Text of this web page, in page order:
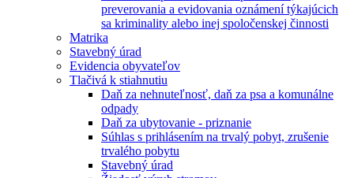
preverovania a evidovania oznámení týkajúcich
sa kriminality alebo inej spoločenskej činnosti
Matrika
Stavebný úrad
Evidencia obyvateľov
Tlačivá k stiahnutiu
Daň za nehnuteľnosť, daň za psa a komunálne
odpady
Daň za ubytovanie - priznanie
Súhlas s prihlásením na trvalý pobyt, zrušenie
trvalého pobytu
Stavebný úrad